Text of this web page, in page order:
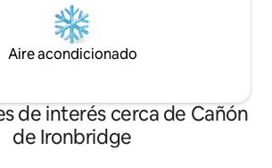
Aire acondicionado
de interés cerca de Cañón
de Ironbridge